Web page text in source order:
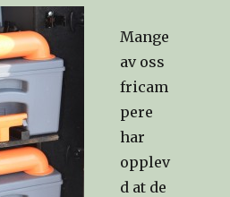
Mange
av oss
fricam
pere
har
opplev
d at de